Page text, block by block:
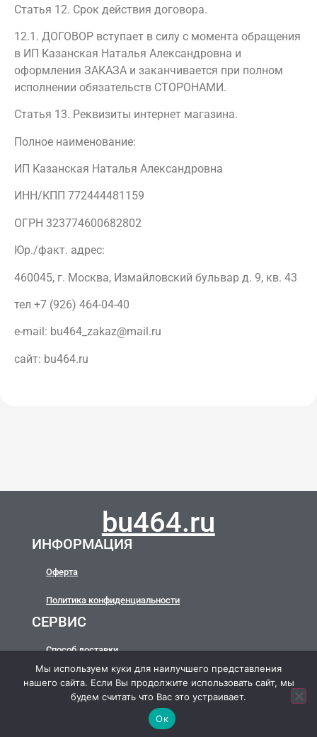
Статья 12. Срок действия договора.
12.1. ДОГОВОР вступает в силу с момента обращения
в ИП Казанская Наталья Александровна и
оформления ЗАКАЗА и заканчивается при полном
исполнении обязательств СТОРОНАМИ.
Статья 13. Реквизиты интернет магазина.
Полное наименование:
ИП Казанская Наталья Александровна
ИНН/КПП 772444481159
ОГРН 323774600682802
Юр./факт. адрес:
460045, г. Москва, Измайловский бульвар д. 9, кв. 43
тел +7 (926) 464-04-40
e-mail: bu464_zakaz@mail.ru
сайт: bu464.ru
bu464.ru
ИНФОРМАЦИЯ
Оферта
Политика конфиденциальности
СЕРВИС
Способ доставки
Способ оплаты
Copyright 2023-2024. Все права защищены. ИП Казанская Наталья
Александровна. По всем вопросам и предложениям пишите:
Мы используем куки для наилучшего представления
нашего сайта. Если Вы продолжите использовать сайт, мы
будем считать что Вас это устраивает.
Ок